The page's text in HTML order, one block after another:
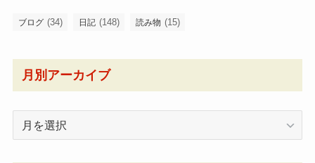
ブログ (34) 日記 (148) 読み物 (15)
月別アーカイブ